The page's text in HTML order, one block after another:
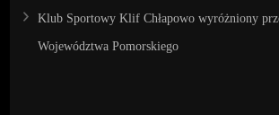
Klub Sportowy Klif Chłapowo wyróżniony
Województwa Pomorskiego